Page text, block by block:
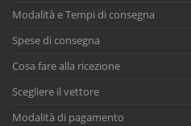
Modalità e Tempi di consegna
Spese di consegna
Cosa fare alla ricezione
Scegliere il vettore
Modalità di pagamento